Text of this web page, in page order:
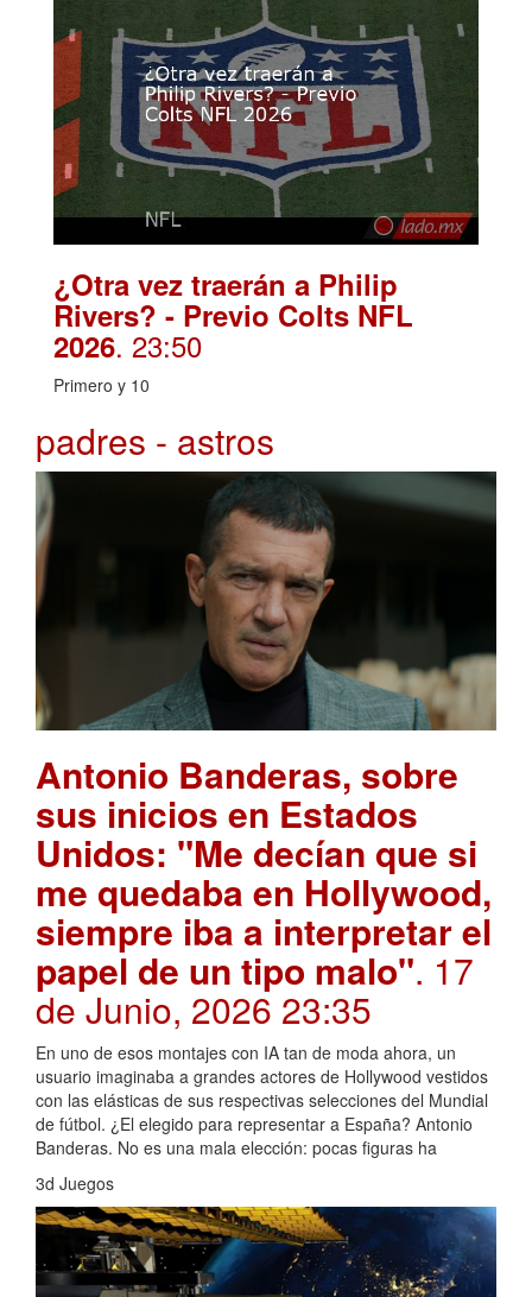
¿Otra vez traerán a Philip
Rivers? - Previo Colts NFL
2026. 23:50
Primero y 10
padres - astros
Antonio Banderas, sobre
sus inicios en Estados
Unidos: "Me decían que si
me quedaba en Hollywood,
siempre iba a interpretar el
papel de un tipo malo". 17
de Junio, 2026 23:35
En uno de esos montajes con IA tan de moda ahora, un
usuario imaginaba a grandes actores de Hollywood vestidos
con las elásticas de sus respectivas selecciones del Mundial
de fútbol. ¿El elegido para representar a España? Antonio
Banderas. No es una mala elección: pocas figuras ha
3d Juegos